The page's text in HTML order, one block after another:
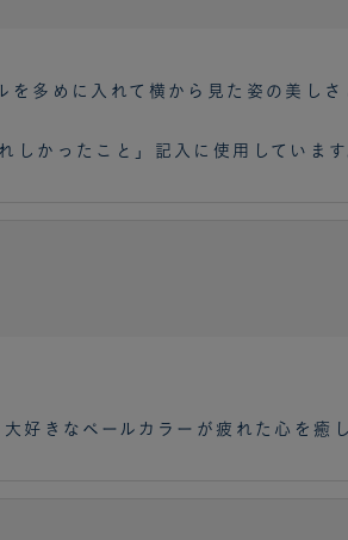
を多めに入れて横から見た姿の美し
しかったこと」記入に使用しています
好きなペールカラーが疲れた心を癒